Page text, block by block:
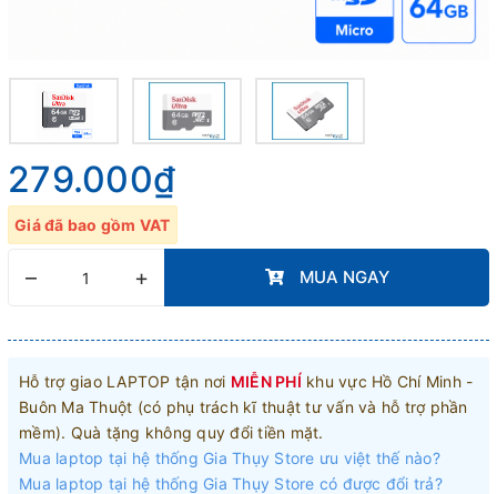
279.000₫
Giá đã bao gồm VAT
– + MUA NGAY
Hỗ trợ giao LAPTOP tận nơi MIỄN PHÍ khu vực Hồ Chí Minh -
Buôn Ma Thuột (có phụ trách kĩ thuật tư vấn và hỗ trợ phần
mềm). Quà tặng không quy đổi tiền mặt.
Mua laptop tại hệ thống Gia Thụy Store ưu việt thế nào?
Mua laptop tại hệ thống Gia Thụy Store có được đổi trả?